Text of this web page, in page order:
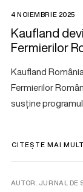
4 NOIEMBRIE 2025
Kaufland
Fermierilor
Kaufland
Fermierilor
susține
CITEȘTE MAI MULT
AUTOR. JURNAL DE